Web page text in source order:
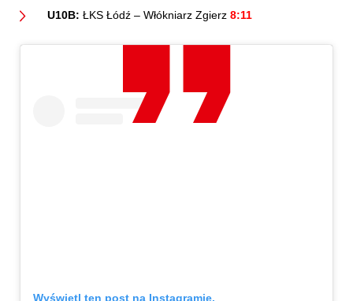
U10B: ŁKS Łódź – Włókniarz Zgierz 8:11
Wyświetl ten post na Instagramie.